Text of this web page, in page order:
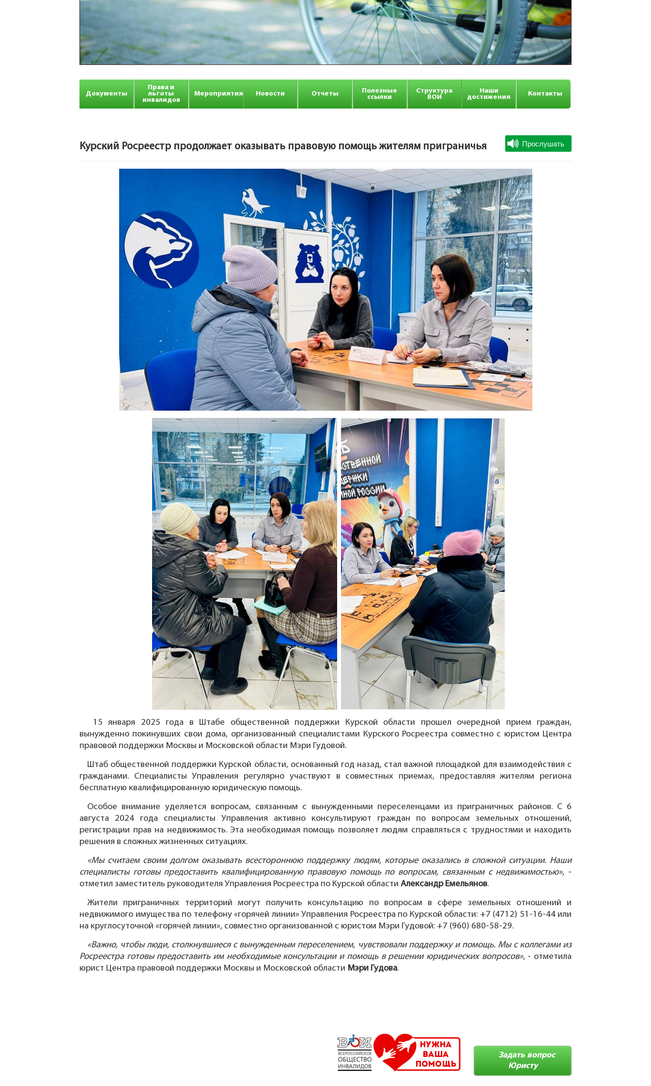
Документы
Права и
льготы
инвалидов
Мероприятия Новости Отчеты
Полезные
ссылки
Структура
ВОИ
Наши
достижения
Контакты
Курский Росреестр продолжает оказывать правовую помощь жителям приграничья
15 января 2025 года в Штабе общественной поддержки Курской области прошел очередной прием граждан,
вынужденно покинувших свои дома, организованный специалистами Курского Росреестра совместно с юристом Центра
правовой поддержки Москвы и Московской области Мэри Гудовой.
Штаб общественной поддержки Курской области, основанный год назад, стал важной площадкой для взаимодействия с
гражданами. Специалисты Управления регулярно участвуют в совместных приемах, предоставляя жителям региона
бесплатную квалифицированную юридическую помощь.
Особое внимание уделяется вопросам, связанным с вынужденными переселенцами из приграничных районов. С 6
августа 2024 года специалисты Управления активно консультируют граждан по вопросам земельных отношений,
регистрации прав на недвижимость. Эта необходимая помощь позволяет людям справляться с трудностями и находить
решения в сложных жизненных ситуациях.
«Мы считаем своим долгом оказывать всестороннюю поддержку людям, которые оказались в сложной ситуации. Наши
специалисты готовы предоставить квалифицированную правовую помощь по вопросам, связанным с недвижимостью», -
отметил заместитель руководителя Управления Росреестра по Курской области Александр Емельянов.
Жители приграничных территорий могут получить консультацию по вопросам в сфере земельных отношений и
недвижимого имущества по телефону «горячей линии» Управления Росреестра по Курской области: +7 (4712) 51-16-44 или
на круглосуточной «горячей линии», совместно организованной с юристом Мэри Гудовой: +7 (960) 680-58-29.
«Важно, чтобы люди, столкнувшиеся с вынужденным переселением, чувствовали поддержку и помощь. Мы с коллегами из
Росреестра готовы предоставить им необходимые консультации и помощь в решении юридических вопросов», - отметила
юрист Центра правовой поддержки Москвы и Московской области Мэри Гудова.
Задать вопрос
Юристу